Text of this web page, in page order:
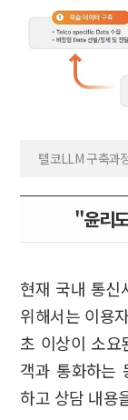
텔코LLM 구축과
"윤리
현재 국내 통신
위해서는 이용
초 이상이 소요
객과 통화하는
하고 상담 내용